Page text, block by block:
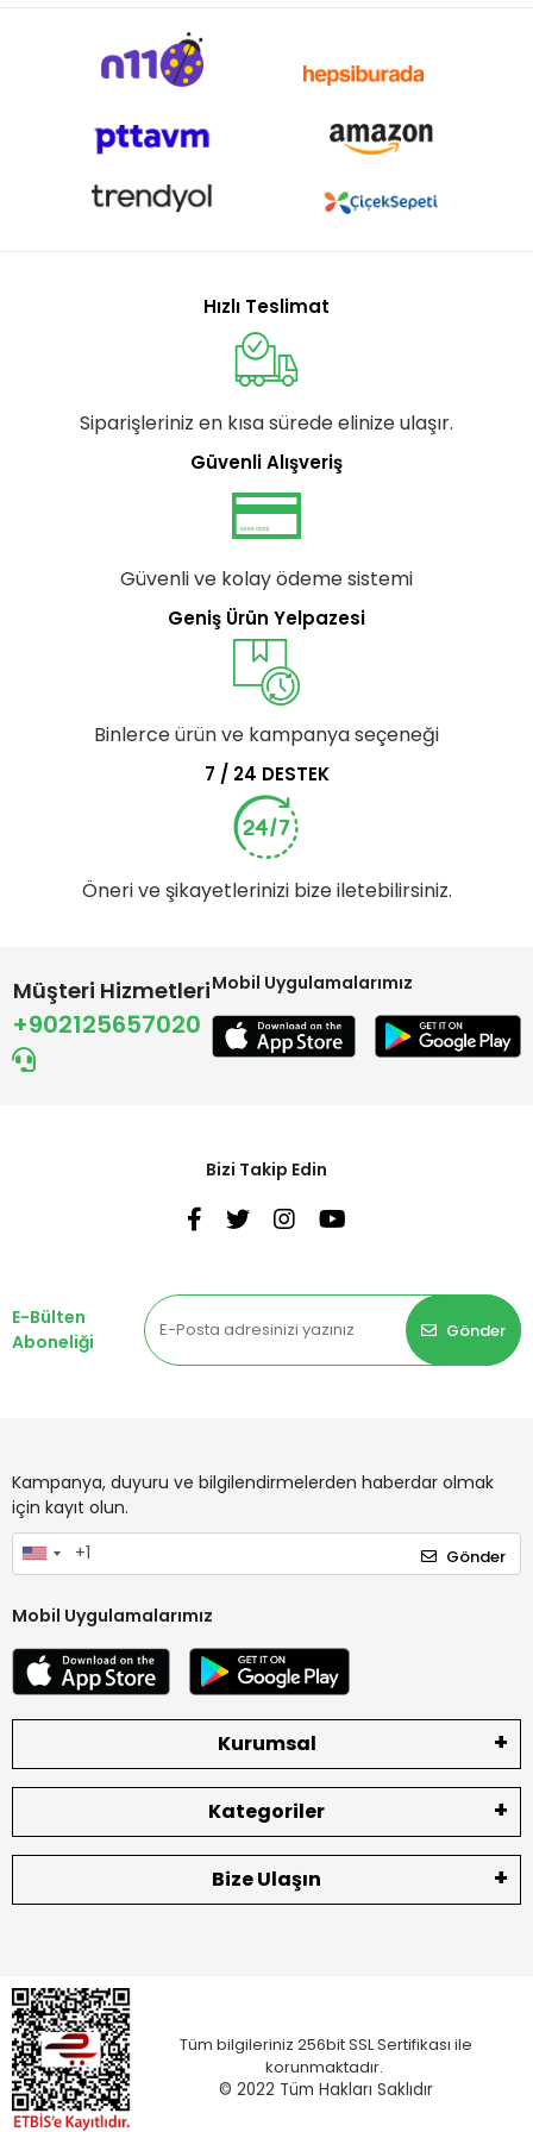
Hızlı Teslimat
Siparişleriniz en kısa sürede elinize ulaşır.
Güvenli Alışveriş
Güvenli ve kolay ödeme sistemi
Geniş Ürün Yelpazesi
Binlerce ürün ve kampanya seçeneği
7 / 24 DESTEK
Öneri ve şikayetlerinizi bize iletebilirsiniz.
Müşteri Hizmetleri
+902125657020
Mobil Uygulamalarımız
Bizi Takip Edin
E-Bülten
Aboneliği
Gönder
Kampanya, duyuru ve bilgilendirmelerden haberdar olmak
için kayıt olun.
Gönder
Mobil Uygulamalarımız
Kurumsal
Kategoriler
Bize Ulaşın
Tüm bilgileriniz 256bit SSL Sertifikası ile
korunmaktadır.
© 2022 Tüm Hakları Saklıdır